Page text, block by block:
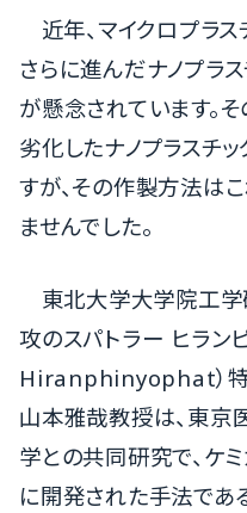
近年、マイクロプラス
さらに進んだナノプラ
が懸念されています。
劣化したナノプラスチ
すが、その作製方法は
ませんでした。
東北大学大学院工
攻のスパトラー ヒラン
Hiranphinyophat）特
山本雅哉教授は、東
学との共同研究で、ケ
に開発された手法であ